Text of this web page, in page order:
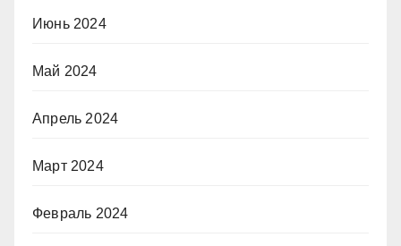
Июнь 2024
Май 2024
Апрель 2024
Март 2024
Февраль 2024